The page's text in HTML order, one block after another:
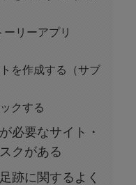
リーアプリ
を作成する（サブ
クする
必要なサイト・
クがある
跡に関するよく